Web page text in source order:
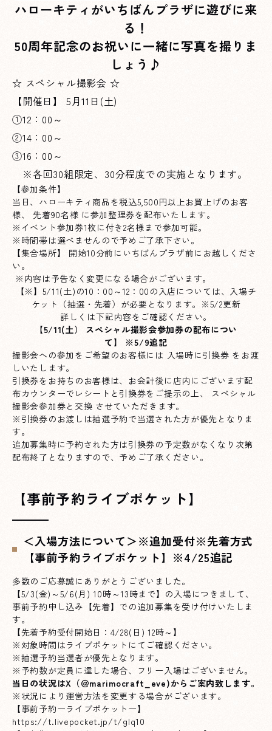
ハローキティがいちばんプラザに遊びに来
る！
50周年記念のお祝いに一緒に写真を撮りま
しょう♪
☆ スペシャル撮影会 ☆
【開催日】 5月11日(土)
①12：00～
②14：00～
③16：00～
※各回30組限定、30分程度での実施となります。
【参加条件】
当日、ハローキティ商品を税込5,500円以上お買上げのお客
様、 先着90名様 に参加整理券を配布いたします。
※イベント参加券1枚に付き2名様まで参加可能。
※時間帯は選べませんので予めご了承下さい。
【集合場所】 開始10分前にいちばんプラザ前にお越しくださ
い。
※内容は予告なく変更になる場合がございます。
【※】5/11(土)の10：00～12：00の入店については、入場チ
ケット（抽選・先着）が必要となります。※5/2更新
詳しくは下記内容をご確認ください。
【5/11(土） スペシャル撮影会参加券の配布につい
て】 ※5/9追記
撮影会への参加をご希望のお客様には 入場時に引換券 をお渡
しいたします。
引換券をお持ちのお客様は、お会計後に店内にございます配
布カウンターでレシートと引換券をご提示の上、 スペシャル
撮影会参加券と交換 させていただきます。
※引換券のお渡しは抽選予約で当選された方が優先となりま
す。
追加募集時に予約された方は引換券の予定数がなくなり次第
配布終了となりますので、予めご了承ください。
【事前予約ライブポケット】
＜入場方法について＞※追加受付※先着方式
【事前予約ライブポケット】※4/25追記
多数のご応募誠にありがとうございました。
【5/3(金)～5/6(月) 10時～13時まで】の入場につきまして、
事前予約申し込み【先着】での追加募集を受け付けいたしま
す。
【先着予約受付開始日：4/28(日) 12時～】
※対象時間はライブポケットにてご確認ください。
※抽選予約当選者が優先となります。
※予約数が定員に達した場合、フリー入場はございません。
当日の状況はX（＠marimocraft_eve)からご案内致します。
※状況により運営方法を変更する場合がございます。
【事前予約ーライブポケットー】
https://t.livepocket.jp/t/glq10